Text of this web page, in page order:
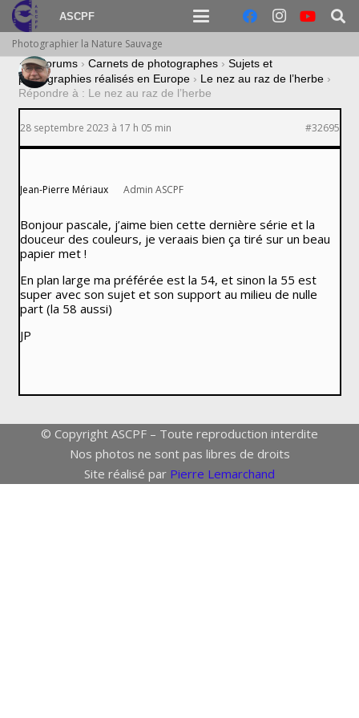
ASCPF
Photographier la Nature Sauvage
› Forums › Carnets de photographes › Sujets et
photographies réalisés en Europe › Le nez au raz de l’herbe ›
Répondre à : Le nez au raz de l’herbe
28 septembre 2023 à 17 h 05 min #32695
Jean-Pierre Mériaux Admin ASCPF
Bonjour pascale, j’aime bien cette dernière série et la
douceur des couleurs, je veraais bien ça tiré sur un beau
papier met !
En plan large ma préférée est la 54, et sinon la 55 est
super avec son sujet et son support au milieu de nulle
part (la 58 aussi)
JP
© Copyright ASCPF – Toute reproduction interdite
Nos photos ne sont pas libres de droits
Site réalisé par Pierre Lemarchand